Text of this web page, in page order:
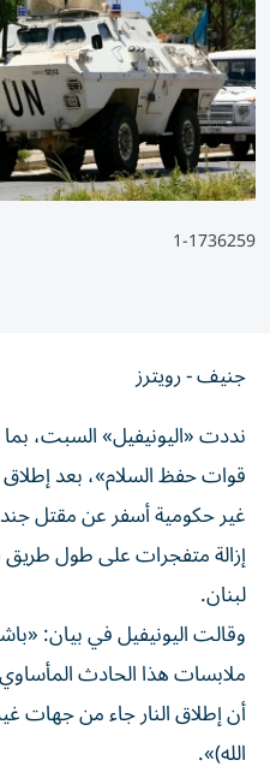
1-1736259
جنيف - رويترز
نددت ‌«اليونيفيل» السبت،
قوات ‌حفظ السلام»، بعد
غير حكومية أسفر عن مقتل
إزالة ‌متفجرات على طول
لبنان.
وقالت اليونيفيل في ​بيان:
ملابسات هذا الحادث
⁠أن إطلاق النار ‌جاء من جهات
الله)».